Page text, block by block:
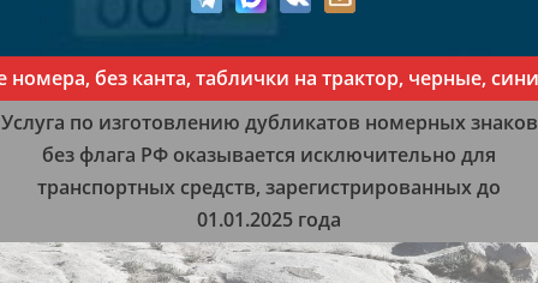
без канта, таблички на трактор, черные,
Услуга по изготовлению дубликатов номерных знаков
без флага РФ оказывается исключительно для
транспортных средств, зарегистрированных до
01.01.2025 года